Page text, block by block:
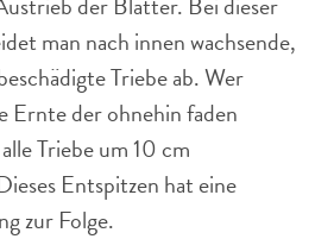
man nach innen wachsende,
Triebe ab. Wer
Ernte der ohnehin faden
Triebe um 10 cm
Entspitzen hat eine
zur Folge.